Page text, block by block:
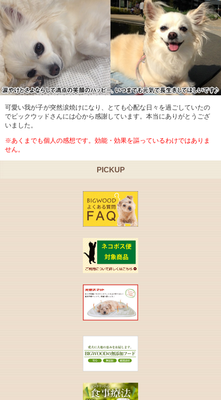
可愛い我が子が突然涙焼けになり、とても心配な日々を過ごしていたの
でビックウッドさんには心から感謝しています。本当にありがとうござ
いました。
※あくまでも個人の感想です。効能・効果を謳っているわけではありま
せん。
PICKUP